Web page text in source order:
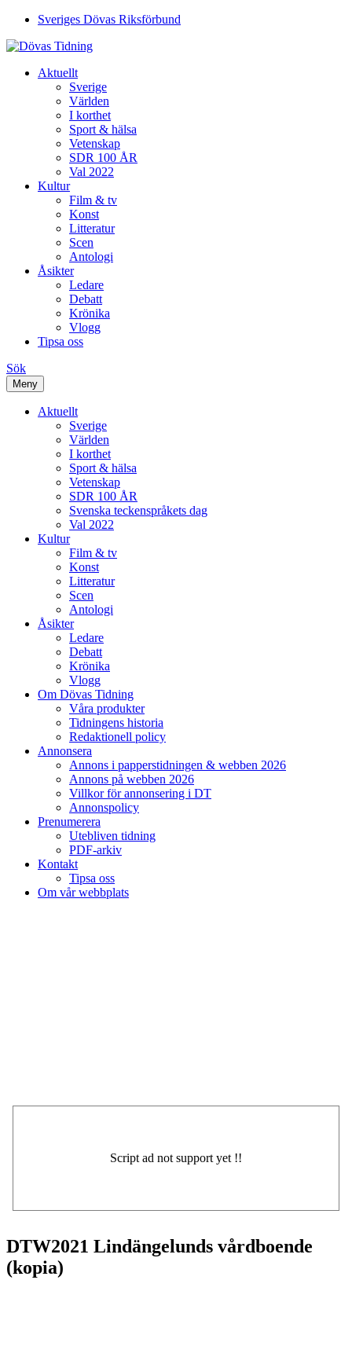
Sveriges Dövas Riksförbund
Aktuellt
Sverige
Världen
I korthet
Sport & hälsa
Vetenskap
SDR 100 ÅR
Val 2022
Kultur
Film & tv
Konst
Litteratur
Scen
Antologi
Åsikter
Ledare
Debatt
Krönika
Vlogg
Tipsa oss
Sök
Meny
Aktuellt
Sverige
Världen
I korthet
Sport & hälsa
Vetenskap
SDR 100 ÅR
Svenska teckenspråkets dag
Val 2022
Kultur
Film & tv
Konst
Litteratur
Scen
Antologi
Åsikter
Ledare
Debatt
Krönika
Vlogg
Om Dövas Tidning
Våra produkter
Tidningens historia
Redaktionell policy
Annonsera
Annons i papperstidningen & webben 2026
Annons på webben 2026
Villkor för annonsering i DT
Annonspolicy
Prenumerera
Utebliven tidning
PDF-arkiv
Kontakt
Tipsa oss
Om vår webbplats
DTW2021 Lindängelunds vårdboende
(kopia)